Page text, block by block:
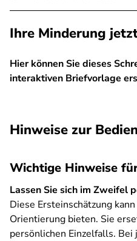
Ihre Minderung
Hier können Sie dieses
interaktiven Briefvorlage
Hinweise zur
Wichtige Hinweise
Lassen Sie sich im Zweifel
Diese Ersteinschätzung
Orientierung bieten. Sie
persönlichen Einzelfalls.